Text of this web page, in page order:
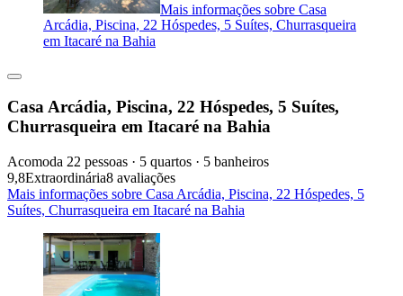
Mais informações sobre Casa
Arcádia, Piscina, 22 Hóspedes, 5 Suítes, Churrasqueira
em Itacaré na Bahia
Casa Arcádia, Piscina, 22 Hóspedes, 5 Suítes,
Churrasqueira em Itacaré na Bahia
Acomoda 22 pessoas · 5 quartos · 5 banheiros
9,8Extraordinária8 avaliações
Mais informações sobre Casa Arcádia, Piscina, 22 Hóspedes, 5
Suítes, Churrasqueira em Itacaré na Bahia